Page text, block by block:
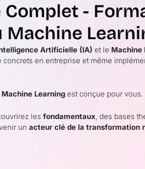
-
Machine
Artificielle (IA) et le Machine
concrets en entreprise et même
Learning est conçue pour vous.
les fondamentaux, des bases
un acteur clé de la transformation